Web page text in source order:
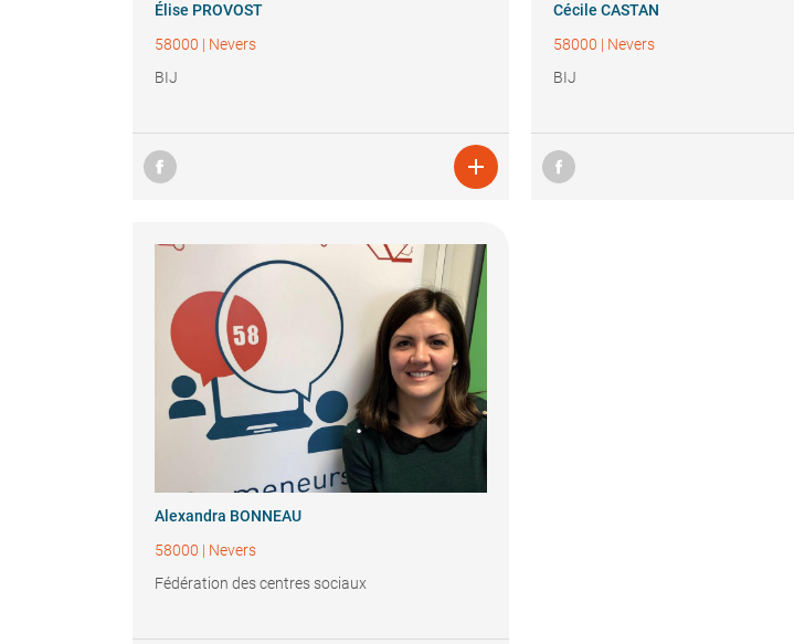
Élise PROVOST
58000 | Nevers
BIJ

Cécile CASTAN
58000 | Nevers
BIJ
Alexandra BONNEAU
58000 | Nevers
Fédération des centres sociaux